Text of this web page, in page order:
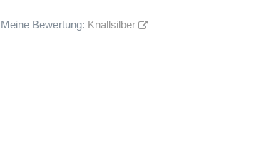
Meine Bewertung: Knallsilber